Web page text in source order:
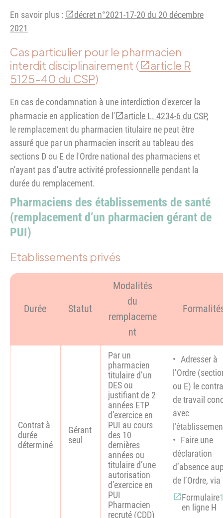
En savoir plus :
décret n°2021-17-20 du 20 décembre
2021
Cas particulier pour le pharmacien
interdit disciplinairement (
article R
5125-40 du CSP)
En cas de condamnation à une interdiction d'exercer la
pharmacie en application de l'
article L. 4234-6 du CSP,
le remplacement du pharmacien titulaire ne peut être
assuré que par un pharmacien inscrit au tableau des
sections D ou E de l'Ordre national des pharmaciens et
n'ayant pas d'autre activité professionnelle pendant la
durée du remplacement.
Pharmaciens des établissements de santé
(remplacement d’un pharmacien gérant de
PUI)
Etablissements privés
Durée Statut
Modalités
du
remplaceme
nt
Contrat à
durée
déterminé
Gérant
seul
Par un
pharmacien
titulaire d’un
DES ou
justifiant de 2
années ETP
d’exercice en
PUI au cours
des 10
dernières
années ou
titulaire d’une
autorisation
d’exercice en
PUI
Pharmacien
recruté (CDD)
Adresser à
l’Ordre
ou E) le
de travail
avec
Faire une
déclaration
d’absence
de l’Ordre,
Formulaire
en ligne H